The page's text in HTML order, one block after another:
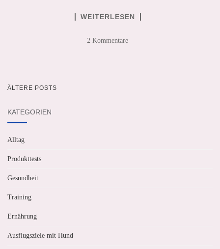
WEITERLESEN
2 Kommentare
ÄLTERE POSTS
KATEGORIEN
Alltag
Produkttests
Gesundheit
Training
Ernährung
Ausflugsziele mit Hund